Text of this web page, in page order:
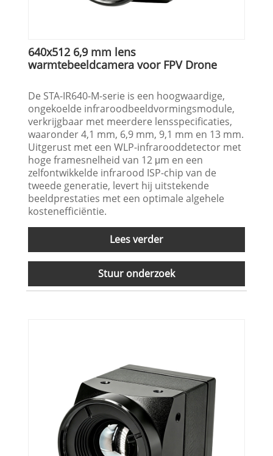
640x512 6,9 mm lens
warmtebeeldcamera voor FPV Drone
De STA-IR640-M-serie is een hoogwaardige,
ongekoelde infraroodbeeldvormingsmodule,
verkrijgbaar met meerdere lensspecificaties,
waaronder 4,1 mm, 6,9 mm, 9,1 mm en 13 mm.
Uitgerust met een WLP-infrarooddetector met
hoge framesnelheid van 12 μm en een
zelfontwikkelde infrarood ISP-chip van de
tweede generatie, levert hij uitstekende
beeldprestaties met een optimale algehele
kostenefficiëntie.
Lees verder
Stuur onderzoek